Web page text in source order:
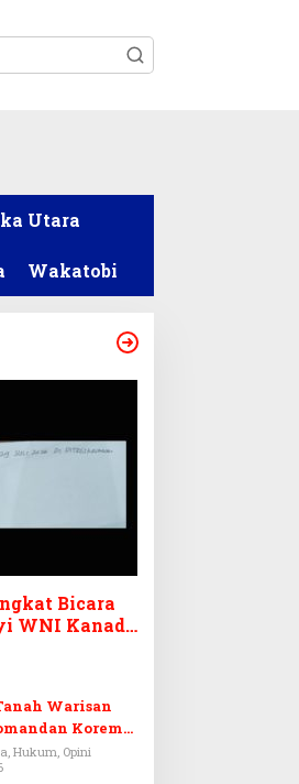
Utara
Wakatobi
Bicara
WNI Kanada
Warisan
Korem
Warisan
Pemerasan
Hukum, Opini